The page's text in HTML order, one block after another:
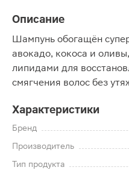
Описание
Шампунь обогащён
авокадо, кокоса и
липидами для
смягчения волос без
Характеристики
Бренд
Производитель
Тип продукта